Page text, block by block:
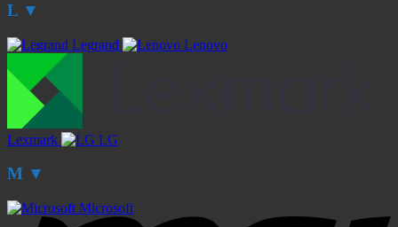
L ▼
Legrand Lenovo
Lexmark LG
M ▼
Microsoft